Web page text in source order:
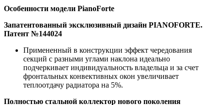
Особенности модели PianoForte
Запатентованный эксклюзивный дизайн PIANOFORTE.
Патент №144024
Примененный в конструкции эффект чередования
секций с разными углами наклона идеально
подчеркивает индивидуальность владельца и за счет
фронтальных конвективных окон увеличивает
теплоотдачу радиатора на 5%.
Полностью стальной коллектор нового поколения